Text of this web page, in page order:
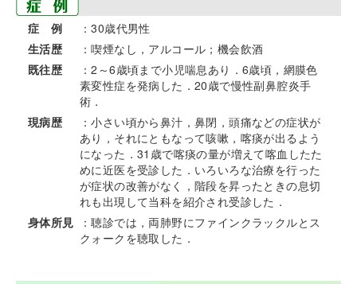
症 例
：30歳代男性
生活歴
：喫煙なし，アルコール；機会飲酒
既往歴
：2～6歳頃まで小児喘息あり．6歳頃，網膜色
素変性症を発病した．20歳で慢性副鼻腔炎手
術．
現病歴
：小さい頃から鼻汁，鼻閉，頭痛などの症状が
あり，それにともなって咳嗽，喀痰が出るよう
になった．31歳で喀痰の量が増えて喀血したた
めに近医を受診した．いろいろな治療を行った
が症状の改善がなく，階段を昇ったときの息切
れも出現して当科を紹介され受診した．
身体所見
：聴診では，両肺野にファインクラックルとス
クォークを聴取した．